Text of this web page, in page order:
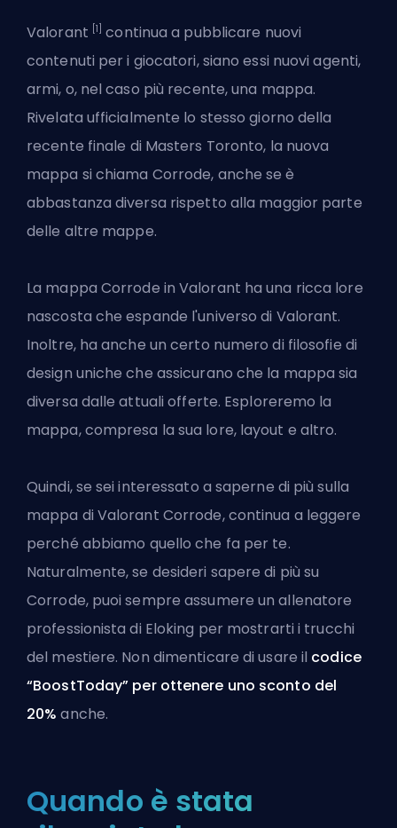
Valorant [1] continua a pubblicare nuovi
contenuti per i giocatori, siano essi nuovi agenti,
armi, o, nel caso più recente, una mappa.
Rivelata ufficialmente lo stesso giorno della
recente finale di Masters Toronto, la nuova
mappa si chiama Corrode, anche se è
abbastanza diversa rispetto alla maggior parte
delle altre mappe.
La mappa Corrode in Valorant ha una ricca lore
nascosta che espande l'universo di Valorant.
Inoltre, ha anche un certo numero di filosofie di
design uniche che assicurano che la mappa sia
diversa dalle attuali offerte. Esploreremo la
mappa, compresa la sua lore, layout e altro.
Quindi, se sei interessato a saperne di più sulla
mappa di Valorant Corrode, continua a leggere
perché abbiamo quello che fa per te.
Naturalmente, se desideri sapere di più su
Corrode, puoi sempre assumere unallenatore
professionista di Eloking per mostrarti i trucchi
del mestiere. Non dimenticare di usare il codice
“BoostToday” per ottenere uno sconto del
20%anche.
Quando è stata